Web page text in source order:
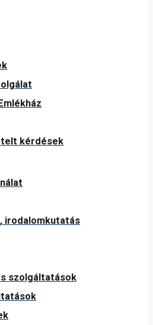
kérdések
irodalomkutatás
szolgáltatások